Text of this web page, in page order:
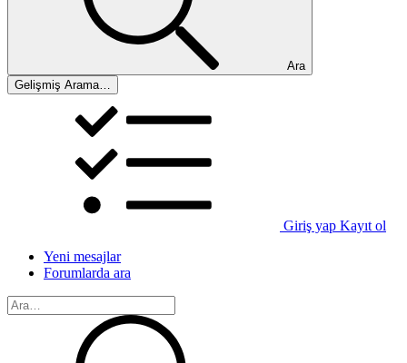
Ara
Gelişmiş Arama…
Giriş yap Kayıt ol
Yeni mesajlar
Forumlarda ara